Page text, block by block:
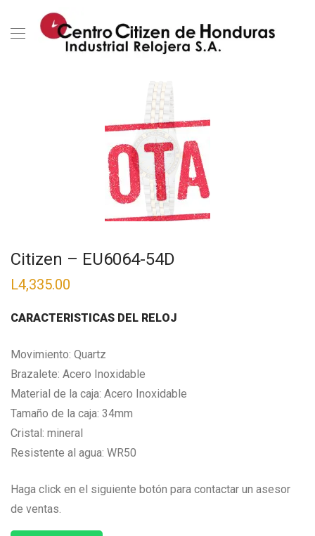
Citizen – EU6064-54D
L4,335.00
CARACTERISTICAS DEL RELOJ
Movimiento: Quartz
Brazalete: Acero Inoxidable
Material de la caja: Acero Inoxidable
Tamaño de la caja: 34mm
Cristal: mineral
Resistente al agua: WR50
Haga click en el siguiente botón para contactar un asesor
de ventas.